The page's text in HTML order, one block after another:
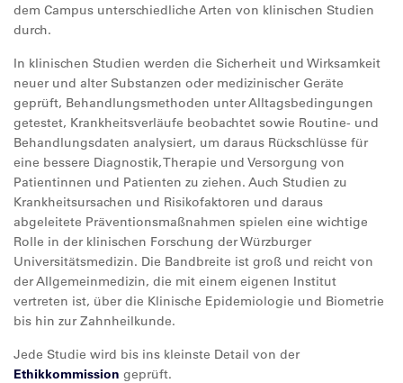
dem Campus unterschiedliche Arten von klinischen Studien
durch.
In klinischen Studien werden die Sicherheit und Wirksamkeit
neuer und alter Substanzen oder medizinischer Geräte
geprüft, Behandlungsmethoden unter Alltagsbedingungen
getestet, Krankheitsverläufe beobachtet sowie Routine- und
Behandlungsdaten analysiert, um daraus Rückschlüsse für
eine bessere Diagnostik, Therapie und Versorgung von
Patientinnen und Patienten zu ziehen. Auch Studien zu
Krankheitsursachen und Risikofaktoren und daraus
abgeleitete Präventionsmaßnahmen spielen eine wichtige
Rolle in der klinischen Forschung der Würzburger
Universitätsmedizin. Die Bandbreite ist groß und reicht von
der Allgemeinmedizin, die mit einem eigenen Institut
vertreten ist, über die Klinische Epidemiologie und Biometrie
bis hin zur Zahnheilkunde.
Jede Studie wird bis ins kleinste Detail von der
Ethikkommission geprüft.